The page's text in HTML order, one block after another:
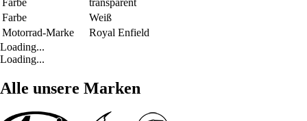
Farbe
Weiß
Motorrad-Marke
Royal Enfield
Loading...
Loading...
Alle unsere Marken